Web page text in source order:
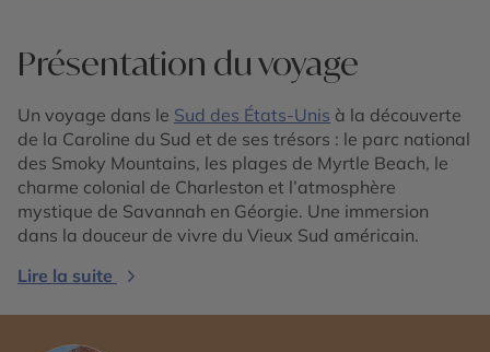
Présentation du voyage
Un voyage dans le Sud des États-Unis à la découverte
de la Caroline du Sud et de ses trésors : le parc national
des Smoky Mountains, les plages de Myrtle Beach, le
charme colonial de Charleston et l’atmosphère
mystique de Savannah en Géorgie. Une immersion
dans la douceur de vivre du Vieux Sud américain.
Lire la suite